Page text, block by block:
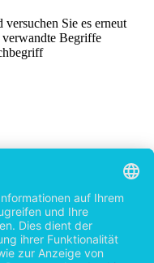
Sie es erneut
Begriffe
Media GmbH